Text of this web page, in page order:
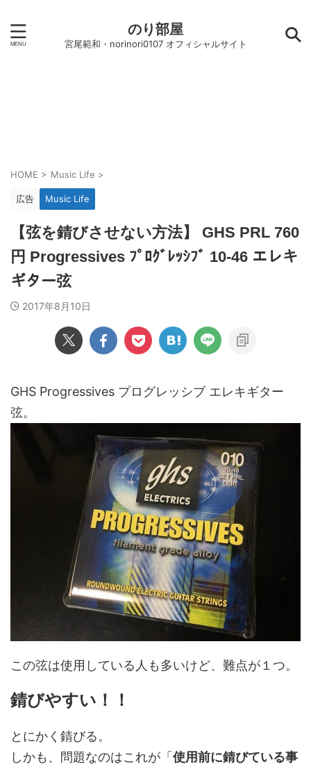
のり部屋
宮尾範和・norinori0107 オフィシャルサイト
HOME > Music Life >
広告 Music Life
【弦を錆びさせない方法】 GHS PRL 760
円 Progressives ﾌﾟﾛｸﾞﾚｯｼﾌﾞ 10-46 エレキ
ギター弦
2017年8月10日
GHS Progressives プログレッシブ エレキギター
弦。
この弦は使用している人も多いけど、難点が１つ。
錆びやすい！！
とにかく錆びる。
しかも、問題なのはこれが「使用前に錆びている事